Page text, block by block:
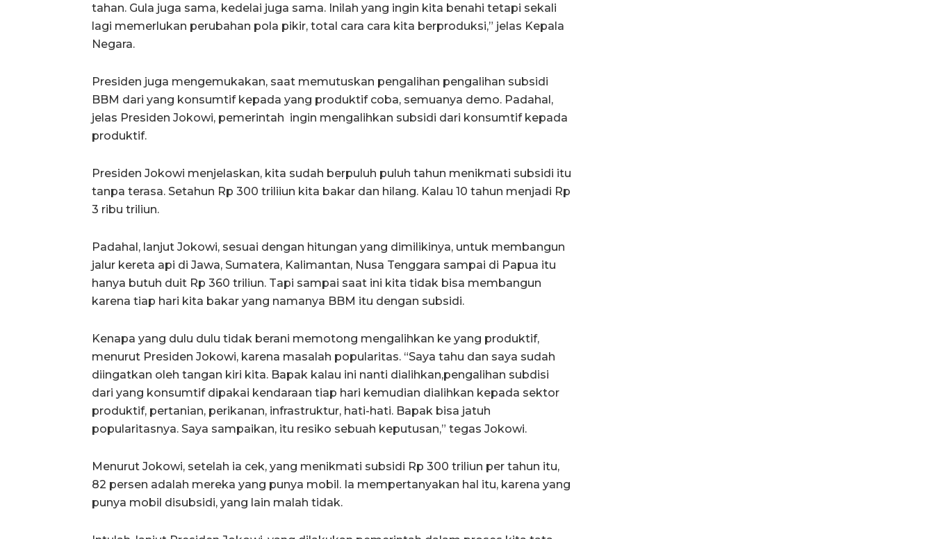
tahan. Gula juga sama, kedelai juga sama. Inilah yang ingin kita benahi tetapi sekali
lagi memerlukan perubahan pola pikir, total cara cara kita berproduksi,” jelas Kepala
Negara.
Presiden juga mengemukakan, saat memutuskan pengalihan pengalihan subsidi
BBM dari yang konsumtif kepada yang produktif coba, semuanya demo. Padahal,
jelas Presiden Jokowi, pemerintah ingin mengalihkan subsidi dari konsumtif kepada
produktif.
Presiden Jokowi menjelaskan, kita sudah berpuluh puluh tahun menikmati subsidi itu
tanpa terasa. Setahun Rp 300 triliiun kita bakar dan hilang. Kalau 10 tahun menjadi Rp
3 ribu triliun.
Padahal, lanjut Jokowi, sesuai dengan hitungan yang dimilikinya, untuk membangun
jalur kereta api di Jawa, Sumatera, Kalimantan, Nusa Tenggara sampai di Papua itu
hanya butuh duit Rp 360 triliun. Tapi sampai saat ini kita tidak bisa membangun
karena tiap hari kita bakar yang namanya BBM itu dengan subsidi.
Kenapa yang dulu dulu tidak berani memotong mengalihkan ke yang produktif,
menurut Presiden Jokowi, karena masalah popularitas. “Saya tahu dan saya sudah
diingatkan oleh tangan kiri kita. Bapak kalau ini nanti dialihkan,pengalihan subdisi
dari yang konsumtif dipakai kendaraan tiap hari kemudian dialihkan kepada sektor
produktif, pertanian, perikanan, infrastruktur, hati-hati. Bapak bisa jatuh
popularitasnya. Saya sampaikan, itu resiko sebuah keputusan,” tegas Jokowi.
Menurut Jokowi, setelah ia cek, yang menikmati subsidi Rp 300 triliun per tahun itu,
82 persen adalah mereka yang punya mobil. Ia mempertanyakan hal itu, karena yang
punya mobil disubsidi, yang lain malah tidak.